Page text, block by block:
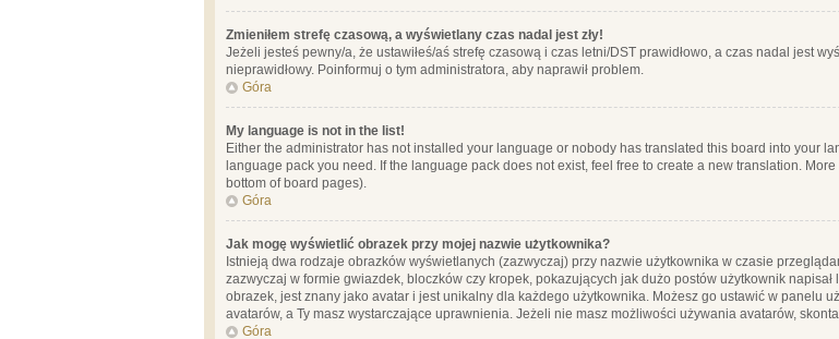
Zmieniłem strefę czasową, a wyświetlany czas nadal jest zły!
Jeżeli jesteś pewny/a, że ustawiłeś/aś strefę czasową i czas letni/DST prawidłowo, a czas nadal jest
nieprawidłowy. Poinformuj o tym administratora, aby naprawił problem.
Góra
My language is not in the list!
Either the administrator has not installed your language or nobody has translated this board into your
language pack you need. If the language pack does not exist, feel free to create a new translation.
bottom of board pages).
Góra
Jak mogę wyświetlić obrazek przy mojej nazwie użytkownika?
Istnieją dwa rodzaje obrazków wyświetlanych (zazwyczaj) przy nazwie użytkownika w czasie
zazwyczaj w formie gwiazdek, bloczków czy kropek, pokazujących jak dużo postów użytkownik
obrazek, jest znany jako avatar i jest unikalny dla każdego użytkownika. Możesz go ustawić w panelu
avatarów, a Ty masz wystarczające uprawnienia. Jeżeli nie masz możliwości używania avatarów,
Góra